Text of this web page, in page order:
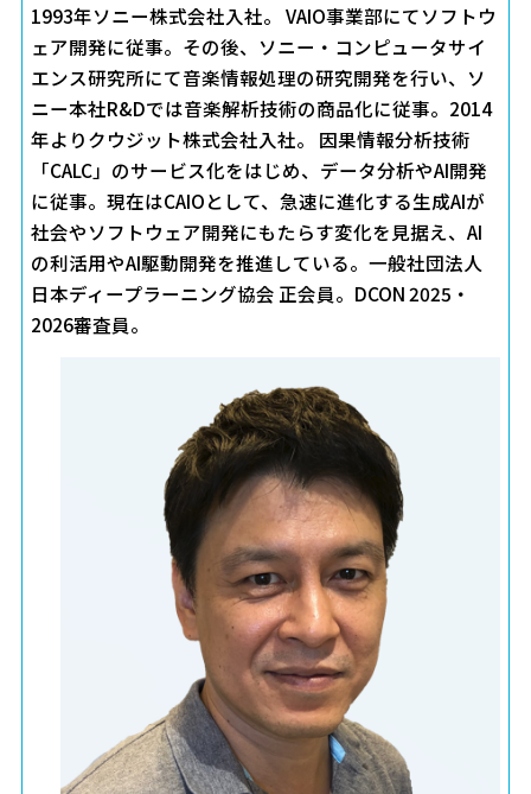
1993年ソニー株式会社入社。 VAIO事業部にてソフトウ
ェア開発に従事。その後、ソニー・コンピュータサイ
エンス研究所にて音楽情報処理の研究開発を行い、ソ
ニー本社R&Dでは音楽解析技術の商品化に従事。2014
年よりクウジット株式会社入社。 因果情報分析技術
「CALC」のサービス化をはじめ、データ分析やAI開発
に従事。現在はCAIOとして、急速に進化する生成AIが
社会やソフトウェア開発にもたらす変化を見据え、AI
の利活用やAI駆動開発を推進している。一般社団法人
日本ディープラーニング協会 正会員。DCON 2025・
2026審査員。